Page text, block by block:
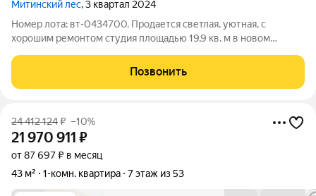
Митинский лес, 3 квартал 2024
Номер лота: вт-0434700. Продается светлая, уютная, с
хорошим ремонтом студия площадью 19,9 кв. м в новом
корпус 4, на 8 этаже 34-этажного дома. Дом входит в
масштабный жилой комплекс
Позвонить
24 412 124₽ –10%
21 970 911 ₽
от 87 697 ₽ в месяц
43 м²
1-комн. квартира 7 этаж из 53